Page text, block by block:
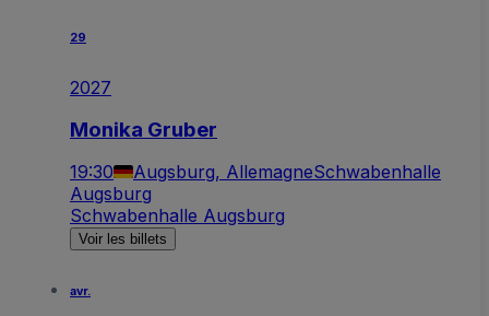
29
2027
Monika Gruber
19:30 Augsburg, AllemagneSchwabenhalle
Augsburg
Schwabenhalle Augsburg
Voir les billets
avr.